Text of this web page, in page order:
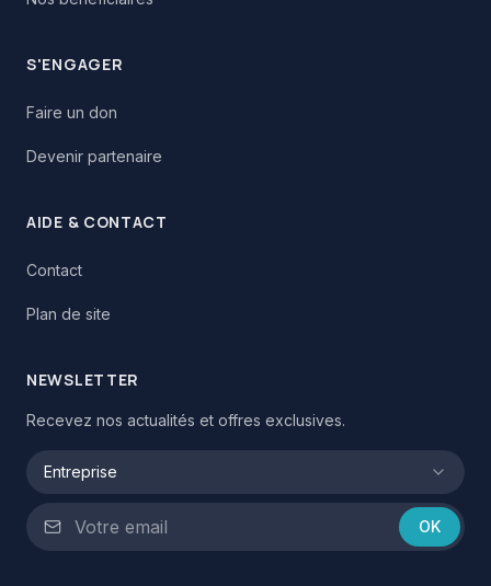
S'ENGAGER
Faire un don
Devenir partenaire
AIDE & CONTACT
Contact
Plan de site
NEWSLETTER
Recevez nos actualités et offres exclusives.
Entreprise
OK